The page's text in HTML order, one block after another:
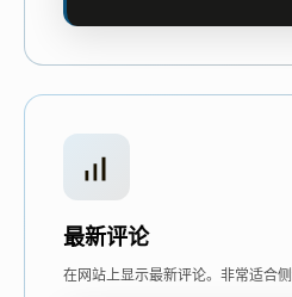
最新评论
在网站上显示最新评论。非常适合侧